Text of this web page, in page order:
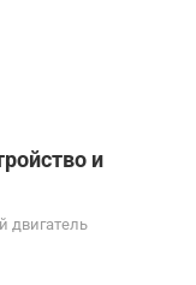
и
двигатель